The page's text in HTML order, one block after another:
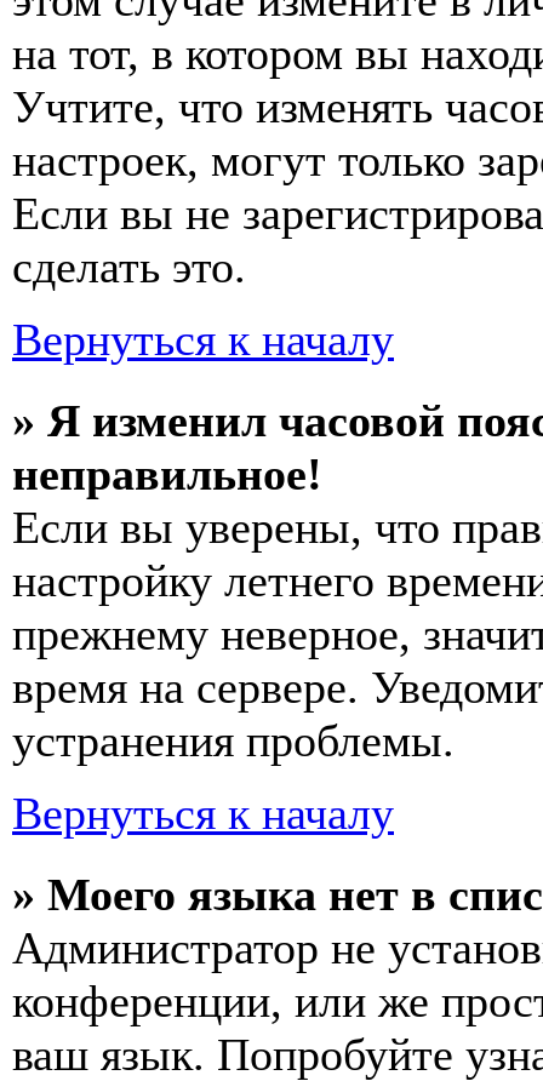
на тот, в котором вы
Учтите, что изменять
настроек, могут только
Если вы не
сделать это.
Вернуться к началу
» Я изменил часовой
неправильное!
Если вы уверены, что
настройку летнего
прежнему неверное,
время на сервере.
устранения проблемы.
Вернуться к началу
» Моего языка нет в
Администратор не
конференции, или же
ваш язык. Попробуйте